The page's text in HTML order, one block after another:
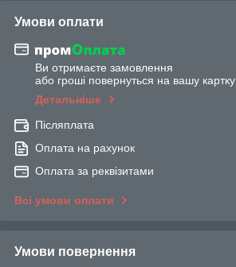
Умови оплати
Ви отримаєте замовлення
або гроші повернуться на вашу картку
Детальніше
Післяплата
Оплата на рахунок
Оплата за реквізитами
Всі умови оплати
Умови повернення